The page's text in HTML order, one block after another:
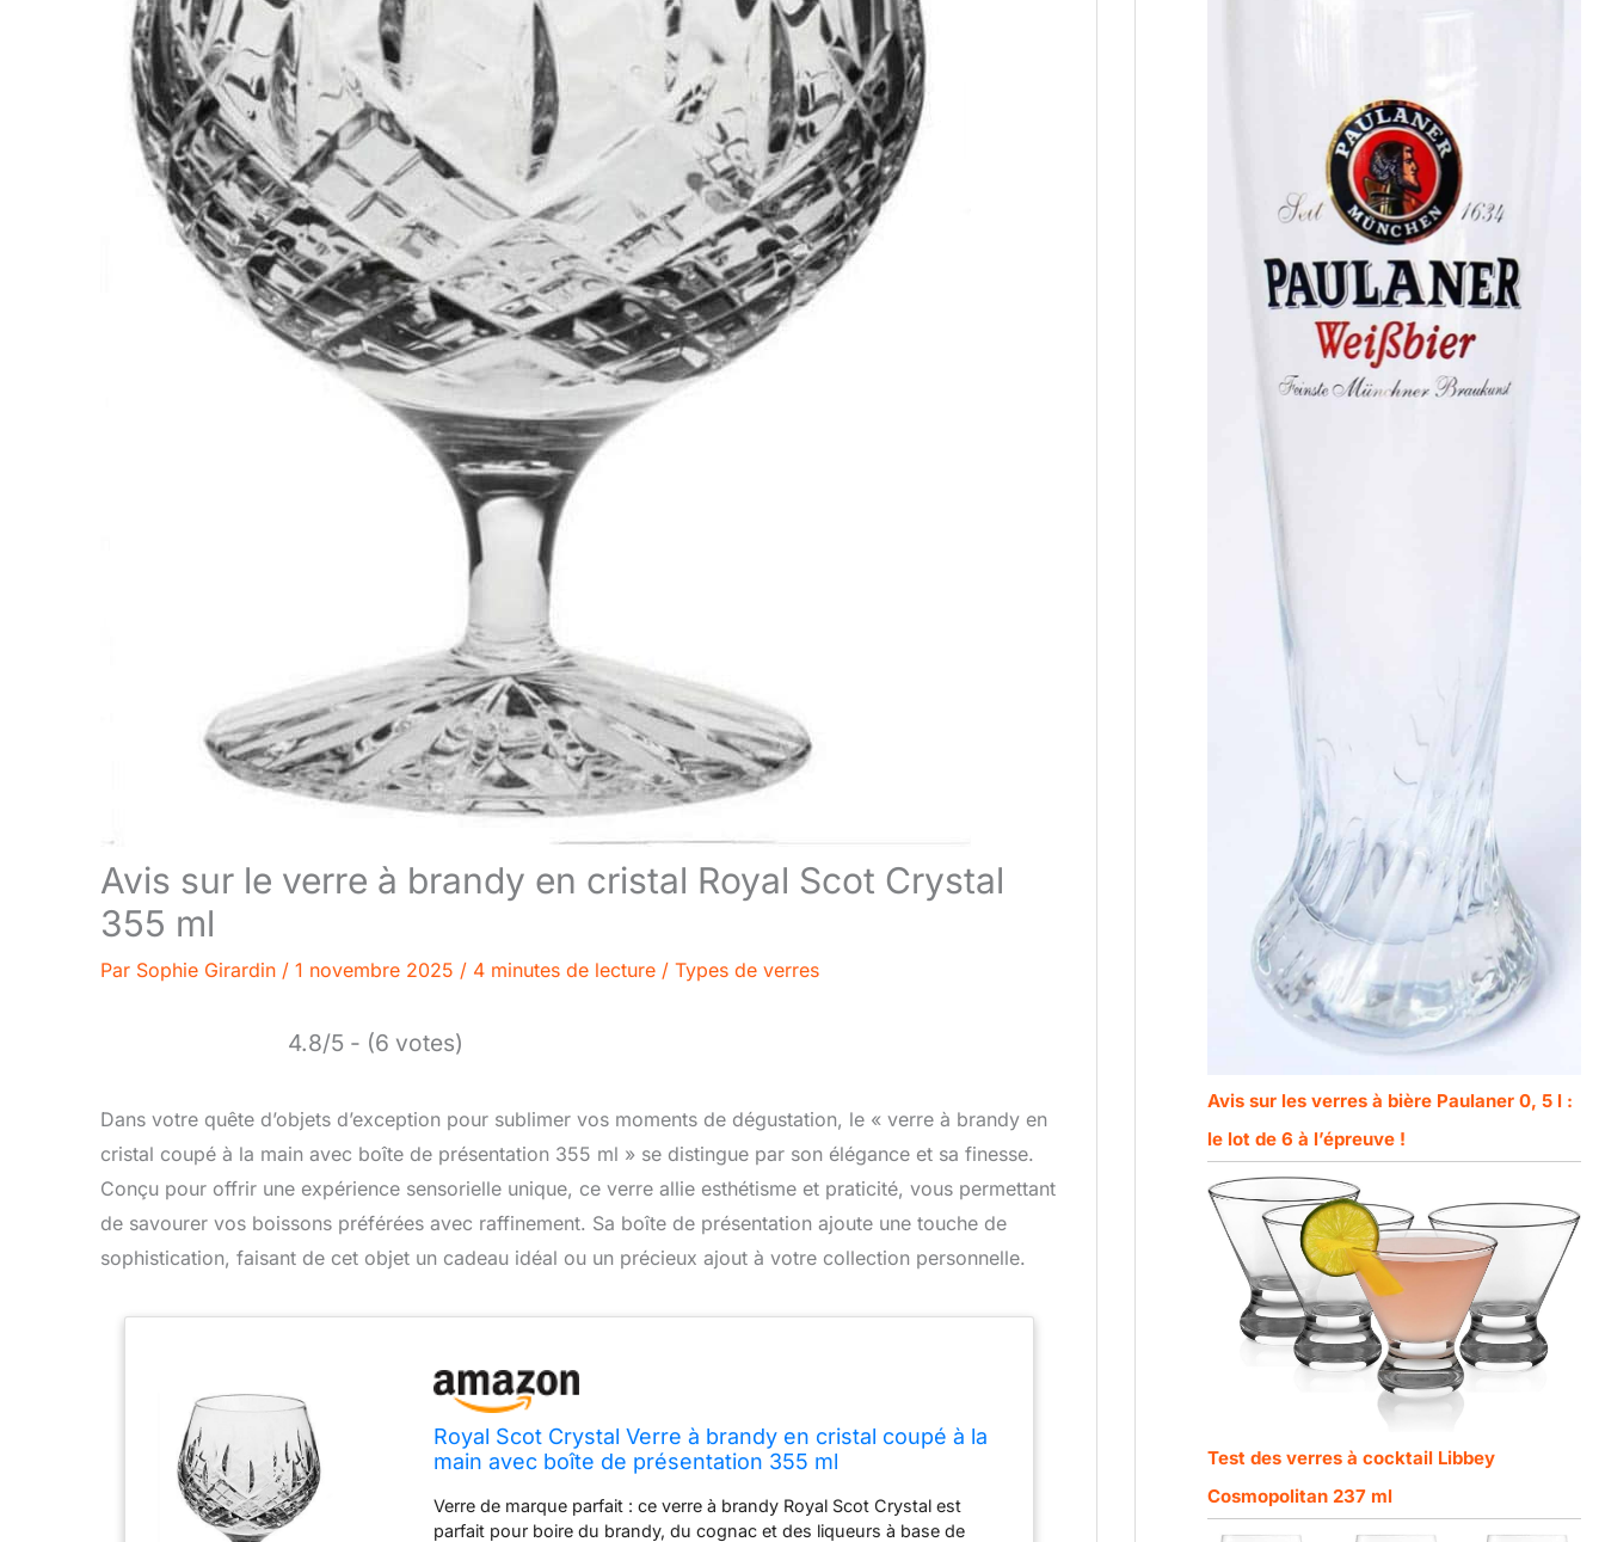
Avis sur le verre à brandy en cristal Royal Scot Crystal
355 ml
Par Sophie Girardin / 1 novembre 2025 / 4 minutes de lecture / Types de verres
4.8/5 - (6 votes)
Dans votre quête d’objets d’exception pour sublimer vos moments de dégustation, le « verre à brandy en
cristal coupé à la main avec boîte de présentation 355 ml » se distingue par son élégance et sa finesse.
Conçu pour offrir une expérience sensorielle unique, ce verre allie esthétisme et praticité, vous permettant
de savourer vos boissons préférées avec raffinement. Sa boîte de présentation ajoute une touche de
sophistication, faisant de cet objet un cadeau idéal ou un précieux ajout à votre collection personnelle.
Royal Scot Crystal Verre à brandy en cristal coupé à la
main avec boîte de présentation 355 ml
Verre de marque parfait : ce verre à brandy Royal Scot Crystal est
parfait pour boire du brandy, du cognac et des liqueurs à base de
Avis sur les verres à bière Paulaner 0, 5 l :
le lot de 6 à l’épreuve !
Test des verres à cocktail Libbey
Cosmopolitan 237 ml